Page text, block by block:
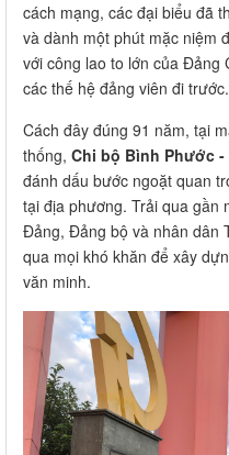
cách mạng, các đại biểu đã
và dành một phút mặc niệm
với công lao to lớn của Đảng
các thế hệ đảng viên đi trước.
Cách đây đúng 91 năm, tại
thống, Chi bộ Bình Phước -
đánh dấu bước ngoặt quan
tại địa phương. Trải qua gần
Đảng, Đảng bộ và nhân dân
qua mọi khó khăn để xây
văn minh.